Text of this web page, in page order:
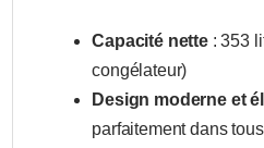
Capacité nette: 353
congélateur)
Design moderne et
parfaitement dans